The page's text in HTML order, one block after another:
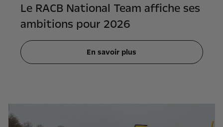
Le RACB National Team affiche ses
ambitions pour 2026
En savoir plus